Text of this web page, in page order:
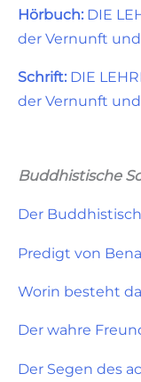
Hörbuch: DIE
der Vernunft
Schrift: DIE
der Vernunft
Buddhistische
Der
Predigt von
Worin besteht
Der wahre
Der Segen des